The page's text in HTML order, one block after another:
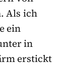
Als ich
ein
in
erstickt